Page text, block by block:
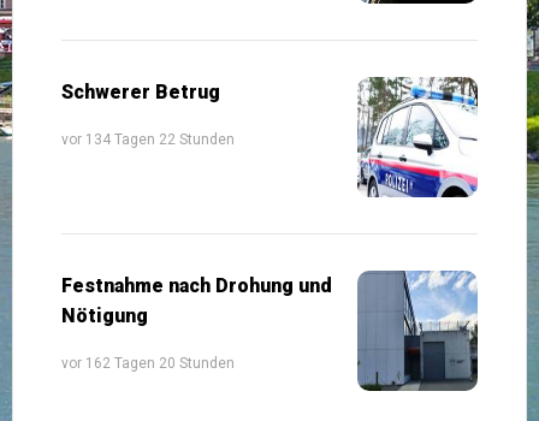
Schwerer Betrug
vor 134 Tagen 22 Stunden
Festnahme nach Drohung und
Nötigung
vor 162 Tagen 20 Stunden